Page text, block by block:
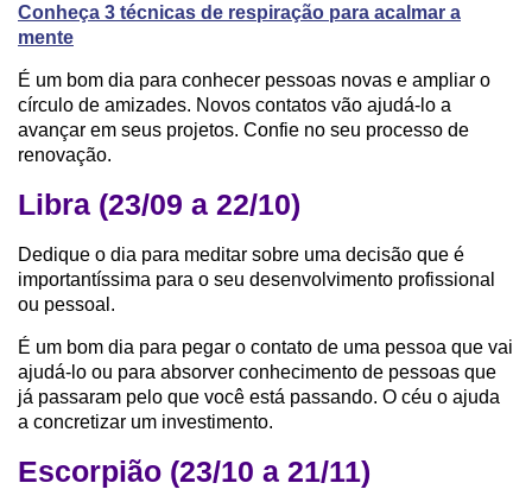
Conheça 3 técnicas de respiração para acalmar a
mente
É um bom dia para conhecer pessoas novas e ampliar o
círculo de amizades. Novos contatos vão ajudá-lo a
avançar em seus projetos. Confie no seu processo de
renovação.
Libra (23/09 a 22/10)
Dedique o dia para meditar sobre uma decisão que é
importantíssima para o seu desenvolvimento profissional
ou pessoal.
É um bom dia para pegar o contato de uma pessoa que vai
ajudá-lo ou para absorver conhecimento de pessoas que
já passaram pelo que você está passando. O céu o ajuda
a concretizar um investimento.
Escorpião (23/10 a 21/11)